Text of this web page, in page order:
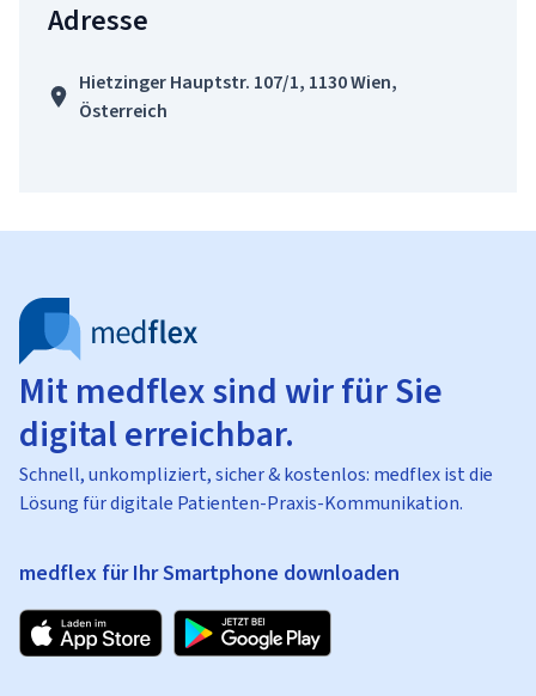
Adresse
Hietzinger Hauptstr. 107/1, 1130 Wien,
Österreich
Mit medflex sind wir für Sie
digital erreichbar.
Schnell, unkompliziert, sicher & kostenlos: medflex ist die
Lösung für digitale Patienten-Praxis-Kommunikation.
medflex für Ihr Smartphone downloaden